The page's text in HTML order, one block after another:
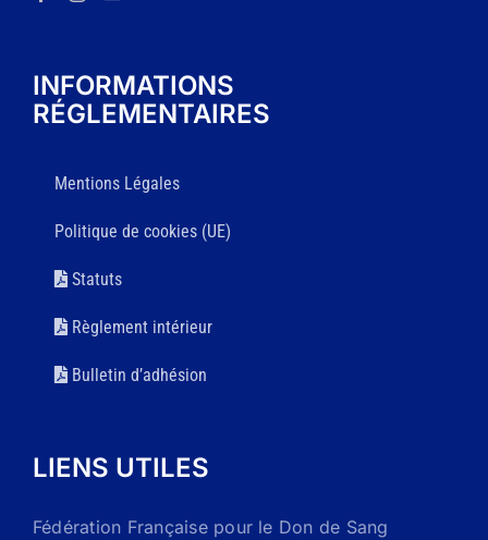
INFORMATIONS
RÉGLEMENTAIRES
Mentions Légales
Politique de cookies (UE)
Statuts
Règlement intérieur
Bulletin d’adhésion
LIENS UTILES
Fédération Française pour le Don de Sang